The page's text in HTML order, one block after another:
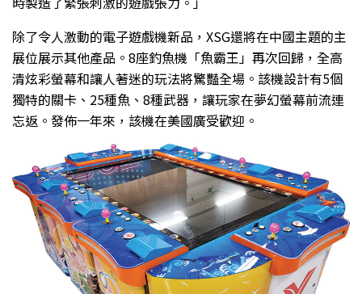
除了令人激動的電子遊戲機新品，XSG還將在中國主題的主
展位展示其他產品。8座釣魚機「魚霸王」再次回歸，全高
清炫彩螢幕和讓人著迷的玩法將驚豔全場。該機設計有5個
獨特的關卡、25種魚、8種武器，讓玩家在夢幻螢幕前流連
忘返。發佈一年來，該機在美國廣受歡迎。